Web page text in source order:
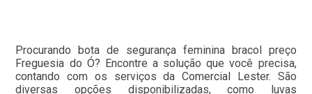
Procurando bota de segurança feminina bracol preço
Freguesia do Ó? Encontre a solução que você precisa,
contando com os serviços da Comercial Lester. São
diversas opções disponibilizadas, como luvas